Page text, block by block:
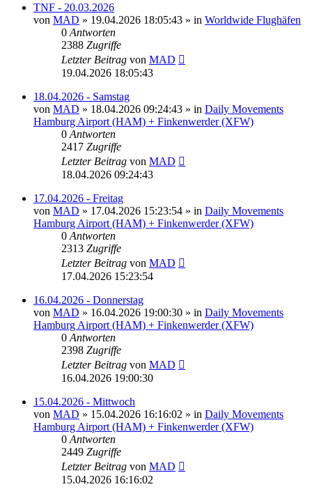
TNF - 20.03.2026
von MAD » 19.04.2026 18:05:43 » in Worldwide Flughäfen
0 Antworten
2388 Zugriffe
Letzter Beitrag von MAD
19.04.2026 18:05:43
18.04.2026 - Samstag
von MAD » 18.04.2026 09:24:43 » in Daily Movements
Hamburg Airport (HAM) + Finkenwerder (XFW)
0 Antworten
2417 Zugriffe
Letzter Beitrag von MAD
18.04.2026 09:24:43
17.04.2026 - Freitag
von MAD » 17.04.2026 15:23:54 » in Daily Movements
Hamburg Airport (HAM) + Finkenwerder (XFW)
0 Antworten
2313 Zugriffe
Letzter Beitrag von MAD
17.04.2026 15:23:54
16.04.2026 - Donnerstag
von MAD » 16.04.2026 19:00:30 » in Daily Movements
Hamburg Airport (HAM) + Finkenwerder (XFW)
0 Antworten
2398 Zugriffe
Letzter Beitrag von MAD
16.04.2026 19:00:30
15.04.2026 - Mittwoch
von MAD » 15.04.2026 16:16:02 » in Daily Movements
Hamburg Airport (HAM) + Finkenwerder (XFW)
0 Antworten
2449 Zugriffe
Letzter Beitrag von MAD
15.04.2026 16:16:02